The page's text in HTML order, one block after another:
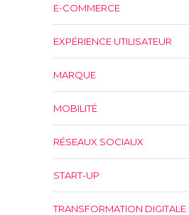
E-COMMERCE
EXPÉRIENCE UTILISATEUR
MARQUE
MOBILITÉ
RÉSEAUX SOCIAUX
START-UP
TRANSFORMATION DIGITALE